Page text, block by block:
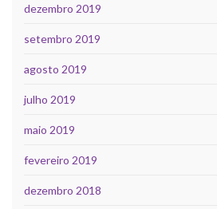
dezembro 2019
setembro 2019
agosto 2019
julho 2019
maio 2019
fevereiro 2019
dezembro 2018